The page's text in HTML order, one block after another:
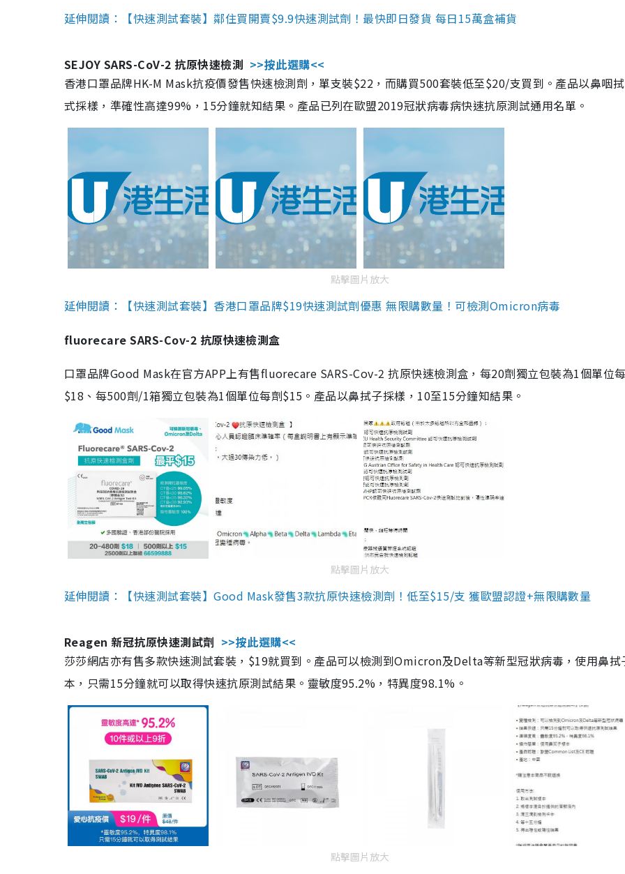
延伸閱讀：【快速測試套裝】鄰住買開賣$9.9快速測試劑！最快即日發貨 每日15萬盒補貨
SEJOY SARS-CoV-2 抗原快速檢測 >>按此選購<<
香港口罩品牌HK-M Mask抗疫價發售快速檢測劑，單支裝$22，而購買500套裝低至$20/支買到。產品以鼻咽
式採樣，準確性高達99%，15分鐘就知結果。產品已列在歐盟2019冠狀病毒病快速抗原測試通用名單。
點擊圖片放大
延伸閱讀：【快速測試套裝】香港口罩品牌$19快速測試劑優惠 無限購數量！可檢測Omicron病毒
fluorecare SARS-Cov-2 抗原快速檢測盒
口罩品牌Good Mask在官方APP上有售fluorecare SARS-Cov-2 抗原快速檢測盒，每20劑獨立包裝為1個單位
$18、每500劑/1箱獨立包裝為1個單位每劑$15。產品以鼻拭子採樣，10至15分鐘知結果。
點擊圖片放大
延伸閱讀：【快速測試套裝】Good Mask發售3款抗原快速檢測劑！低至$15/支 獲歐盟認證+無限購數量
Reagen 新冠抗原快速測試劑 >>按此選購<<
莎莎網店亦有售多款快速測試套裝，$19就買到。產品可以檢測到Omicron及Delta等新型冠狀病毒，使用鼻拭
本，只需15分鐘就可以取得快速抗原測試結果。靈敏度95.2%，特異度98.1%。
點擊圖片放大